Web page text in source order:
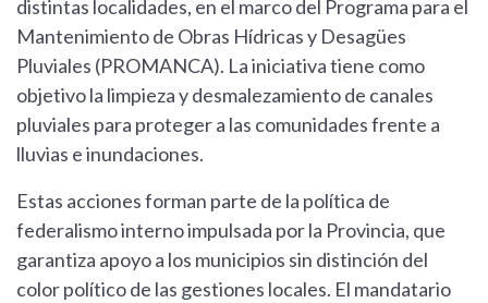
distintas localidades, en el marco del Programa para el
Mantenimiento de Obras Hídricas y Desagües
Pluviales (PROMANCA). La iniciativa tiene como
objetivo la limpieza y desmalezamiento de canales
pluviales para proteger a las comunidades frente a
lluvias e inundaciones.
Estas acciones forman parte de la política de
federalismo interno impulsada por la Provincia, que
garantiza apoyo a los municipios sin distinción del
color político de las gestiones locales. El mandatario